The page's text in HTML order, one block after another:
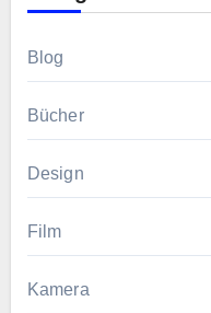
Blog
Bücher
Design
Film
Kamera